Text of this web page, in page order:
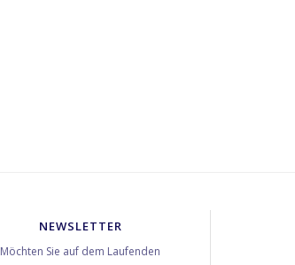
NEWSLETTER
Möchten Sie auf dem Laufenden